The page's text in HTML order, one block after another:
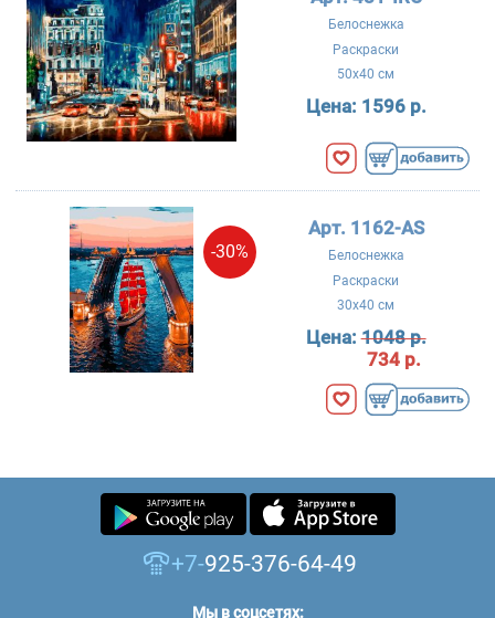
Белоснежка
Раскраски
50x40 см
Цена: 1596 р.
-30%
Арт. 1162-AS
Белоснежка
Раскраски
30x40 см
Цена:1048 р.
734 р.
+7-925-376-64-49
Мы в соцсетях: